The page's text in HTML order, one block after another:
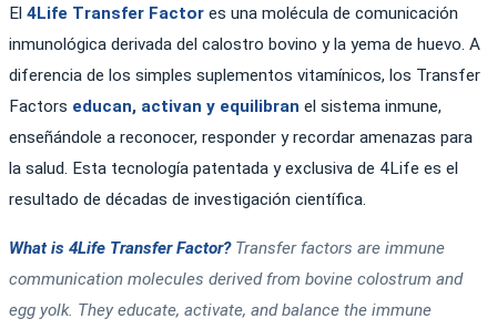
El 4Life Transfer Factor es una molécula de comunicación
inmunológica derivada del calostro bovino y la yema de huevo. A
diferencia de los simples suplementos vitamínicos, los Transfer
Factors educan, activan y equilibran el sistema inmune,
enseñándole a reconocer, responder y recordar amenazas para
la salud. Esta tecnología patentada y exclusiva de 4Life es el
resultado de décadas de investigación científica.
What is 4Life Transfer Factor?Transfer factors are immune
communication molecules derived from bovine colostrum and
egg yolk. They educate, activate, and balance the immune